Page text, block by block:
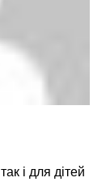
і для дітей